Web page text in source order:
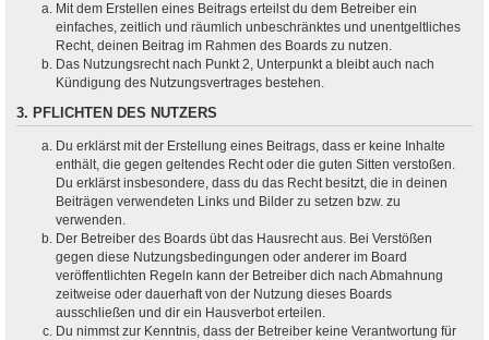
Mit dem Erstellen eines Beitrags erteilst du dem Betreiber ein
einfaches, zeitlich und räumlich unbeschränktes und unentgeltliches
Recht, deinen Beitrag im Rahmen des Boards zu nutzen.
Das Nutzungsrecht nach Punkt 2, Unterpunkt a bleibt auch nach
Kündigung des Nutzungsvertrages bestehen.
3. PFLICHTEN DES NUTZERS
Du erklärst mit der Erstellung eines Beitrags, dass er keine Inhalte
enthält, die gegen geltendes Recht oder die guten Sitten verstoßen.
Du erklärst insbesondere, dass du das Recht besitzt, die in deinen
Beiträgen verwendeten Links und Bilder zu setzen bzw. zu
verwenden.
Der Betreiber des Boards übt das Hausrecht aus. Bei Verstößen
gegen diese Nutzungsbedingungen oder anderer im Board
veröffentlichten Regeln kann der Betreiber dich nach Abmahnung
zeitweise oder dauerhaft von der Nutzung dieses Boards
ausschließen und dir ein Hausverbot erteilen.
Du nimmst zur Kenntnis, dass der Betreiber keine Verantwortung für